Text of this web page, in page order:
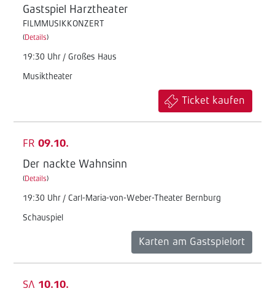
Gastspiel Harztheater
FILMMUSIKKONZERT
(Details)
19:30 Uhr / Großes Haus
Musiktheater
Ticket kaufen
FR 09.10.
Der nackte Wahnsinn
(Details)
19:30 Uhr / Carl-Maria-von-Weber-Theater Bernburg
Schauspiel
Karten am Gastspielort
SA 10.10.